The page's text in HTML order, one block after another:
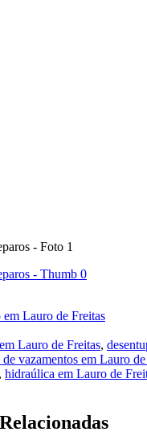
em Lauro de Freitas
Lauro de Freitas,
de vazamentos em Lauro
, hidraúlica em Lauro de